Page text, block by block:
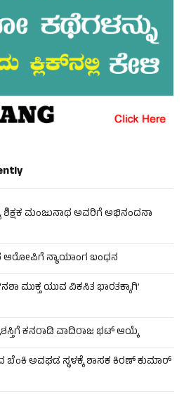
ಶಿಕ್ಷಕ ಮಂಜುನಾಥ ಅವರಿಗೆ ಅಭಿನಂದನಾ
ಆರೋಪಿಗೆ ನ್ಯಾಯಾಂಗ ಬಂಧನ
ಮುಕ್ತ ಯುವ ವಿಕಸಿತ ಭಾರತಕ್ಕಾಗಿ’
ಕನರಾಡಿ ವಾದಿರಾಜ ಭಟ್ ಆಯ್ಕೆ
ಬೆಂಕಿ ಅವಘಡ ಸ್ಥಳಕ್ಕೆ ಶಾಸಕ ಕಿರಣ್ ಕುಮಾರ್